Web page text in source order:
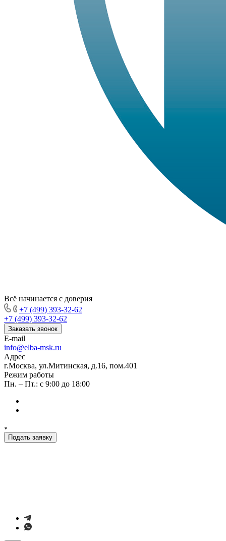
Всё начинается с доверия
+7 (499) 393-32-62
+7 (499) 393-32-62
Заказать звонок
E-mail
info@elba-msk.ru
Адрес
г.Москва, ул.Митинская, д.16, пом.401
Режим работы
Пн. – Пт.: с 9:00 до 18:00
Подать заявку